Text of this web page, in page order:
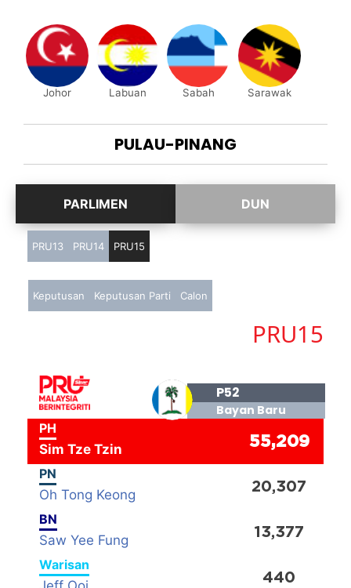
Johor Labuan Sabah Sarawak
PULAU-PINANG
PRU13 PRU14 PRU15
Keputusan Keputusan Parti Calon
PRU15
P52
Bayan Baru
PH
Sim Tze Tzin
55,209
PN
Oh Tong Keong
20,307
BN
Saw Yee Fung
13,377
Warisan
440